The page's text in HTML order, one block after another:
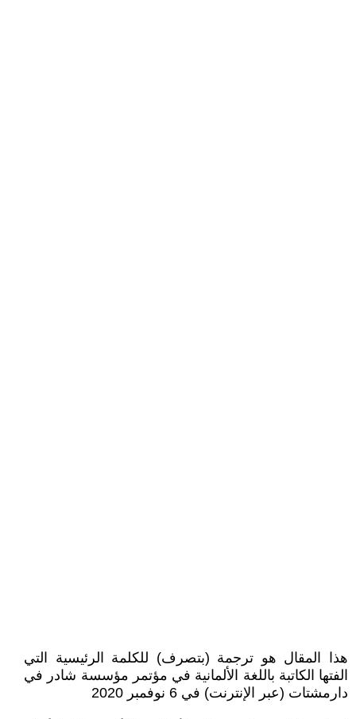
هذا المقال هو ترجمة (بتصرف) للكلمة الرئيسية التي
الفتها الكاتبة باللغة الألمانية في مؤتمر مؤسسة شادر في
دارمشتات (عبر الإنترنت) في 6 نوفمبر 2020